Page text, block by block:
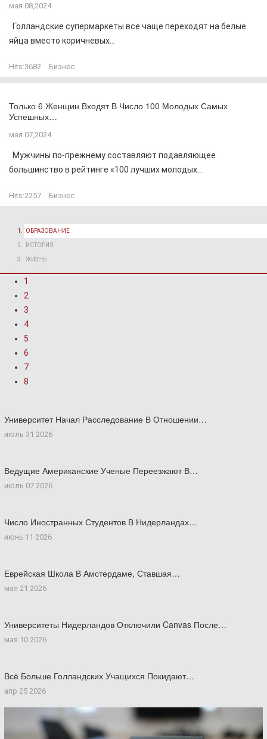
мая 08,2024
Голландские супермаркеты все чаще переходят на белые
яйца вместо коричневых...
Hits:3682 Бизнес
Только 6 Женщин Входят В Число 100 Молодых Самых
Успешных…
мая 07,2024
Мужчины по-прежнему составляют подавляющее
большинство в рейтинге «100 лучших молодых...
Hits:2257 Бизнес
ОБРАЗОВАНИЕ
ИСТОРИЯ
ЖИЗНЬ
1
2
3
4
5
6
7
8
Университет Начал Расследование В Отношении…
июль 31 2026
Ведущие Американские Ученые Переезжают В…
июль 07 2026
Число Иностранных Студентов В Нидерландах…
июнь 11 2026
Еврейская Школа В Амстердаме, Ставшая…
мая 21 2026
Университеты Нидерландов Отключили Canvas После…
мая 10 2026
Всё Больше Голландских Учащихся Покидают…
апр 25 2026